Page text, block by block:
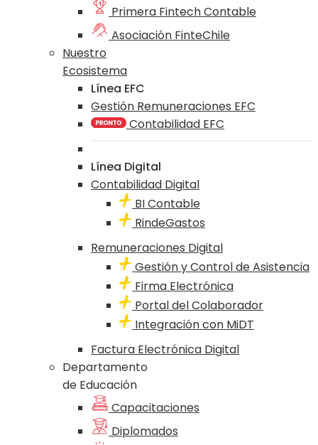
Primera Fintech Contable
Asociación FinteChile
Nuestro
Ecosistema
Línea EFC
Gestión Remuneraciones EFC
Contabilidad EFC
Línea Digital
Contabilidad Digital
BI Contable
RindeGastos
Remuneraciones Digital
Gestión y Control de Asistencia
Firma Electrónica
Portal del Colaborador
Integración con MiDT
Factura Electrónica Digital
Departamento
de Educación
Capacitaciones
Diplomados